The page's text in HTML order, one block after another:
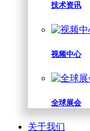
技术资讯
视频中心
全球展会
关于我们